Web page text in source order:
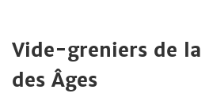
Vide-greniers de la
des Âges